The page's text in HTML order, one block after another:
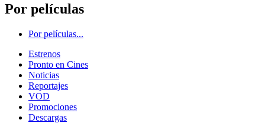
Por películas
Por películas...
Estrenos
Pronto en Cines
Noticias
Reportajes
VOD
Promociones
Descargas